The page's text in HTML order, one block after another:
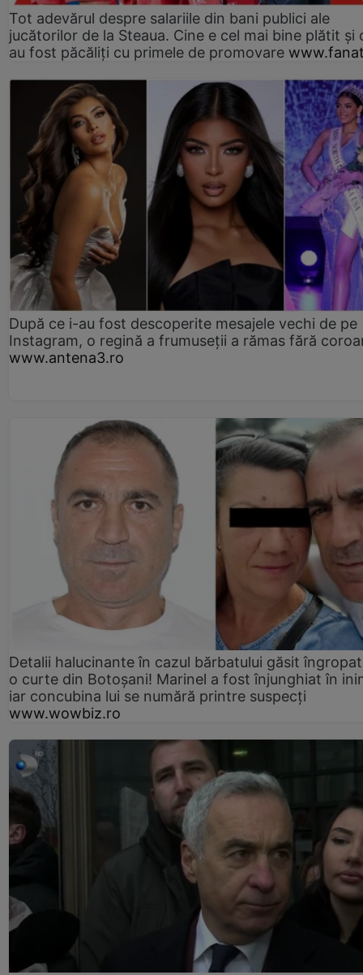
Tot adevărul despre salariile din bani publici ale
jucătorilor de la Steaua. Cine e cel mai bine plătit și
au fost păcăliți cu primele de promovare
După ce i-au fost descoperite mesajele vechi de pe
Instagram, o regină a frumuseții a rămas fără
www.antena3.ro
Detalii halucinante în cazul bărbatului găsit
o curte din Botoșani! Marinel a fost înjunghiat în
iar concubina lui se numără printre suspecți
www.wowbiz.ro